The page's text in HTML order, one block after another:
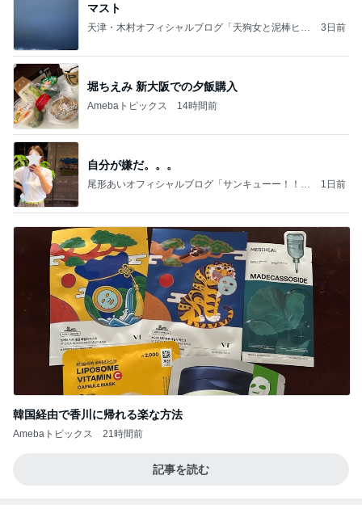
マスト
天津・木村オフィシャルブログ「天狗女と泥棒ヒゲ
3日前
堀ちえみ 新大阪での夕飯購入
Amebaトピックス 14時間前
自分が嫌だ。。。
尾形あいオフィシャルブログ「サンキューー！！尾
1日前
韓国経由で香川に帰れる楽な方法
Amebaトピックス 21時間前
記事を読む